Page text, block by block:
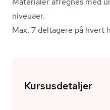
niveuaer.
Max. 7 deltagere på hvert
Kursusdetaljer